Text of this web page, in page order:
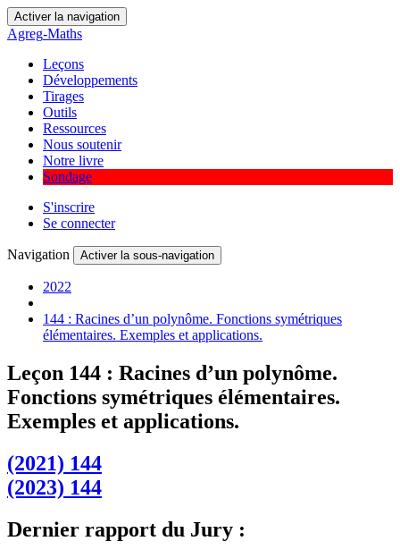
Activer la navigation
Agreg-Maths
Leçons
Développements
Tirages
Outils
Ressources
Nous soutenir
Notre livre
Sondage
S'inscrire
Se connecter
Navigation Activer la sous-navigation
2022
144 : Racines d’un polynôme. Fonctions symétriques
élémentaires. Exemples et applications.
Leçon 144 : Racines d’un polynôme.
Fonctions symétriques élémentaires.
Exemples et applications.
(2021) 144
(2023) 144
Dernier rapport du Jury :